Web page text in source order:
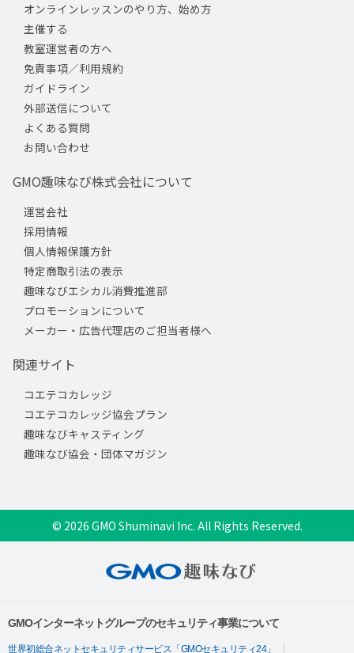
オンラインレッスンのやり方、始め方
主催する
教室運営者の方へ
免責事項／利用規約
ガイドライン
外部送信について
よくある質問
お問い合わせ
GMO趣味なび株式会社について
運営会社
採用情報
個人情報保護方針
特定商取引法の表示
趣味なびエシカル消費推進部
プロモーションについて
メーカー・広告代理店のご担当者様へ
関連サイト
コエテコカレッジ
コエテコカレッジ協会プラン
趣味なびキャスティング
趣味なび協会・団体マガジン
© 2026 GMO Shuminavi Inc. All Rights Reserved.